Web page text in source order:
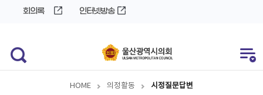
회의록 인터넷방송
HOME 의정활동 시정질문답변